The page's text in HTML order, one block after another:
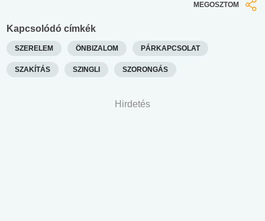
MEGOSZTOM
Kapcsolódó címkék
SZERELEM ÖNBIZALOM PÁRKAPCSOLAT
SZAKÍTÁS SZINGLI SZORONGÁS
Hirdetés